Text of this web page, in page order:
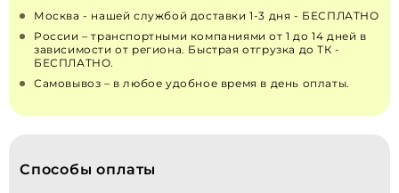
Москва - нашей службой доставки 1-3 дня - БЕСПЛАТНО
России – транспортными компаниями от 1 до 14 дней в
зависимости от региона. Быстрая отгрузка до ТК -
БЕСПЛАТНО.
Самовывоз – в любое удобное время в день оплаты.
Способы оплаты